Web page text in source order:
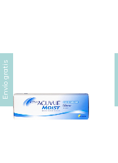
Envío gratis